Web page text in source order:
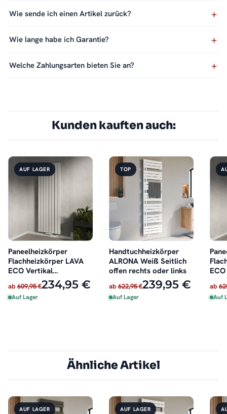
Wie sende ich einen Artikel zurück?
Wie lange habe ich Garantie?
Welche Zahlungsarten bieten Sie an?
Kunden kauften auch:
AUF LAGER
Paneelheizkörper
Flachheizkörper LAVA
ECO Vertikal
Doppellagig Weiß
ab 609,95 €234,95 €
Auf Lager
TOP
Handtuchheizkörper
ALRONA Weiß Seitlich
offen rechts oder links
ab 622,95 €239,95 €
Auf Lager
ab
Auf
Ähnliche Artikel
AUF LAGER AUF LAGER